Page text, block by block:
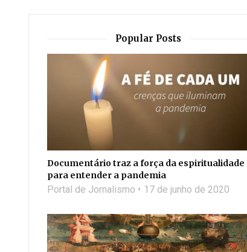
Popular Posts
Documentário traz a força da espiritualidade
para entender a pandemia
Portal de Jornalismo 17 de junho de 2020